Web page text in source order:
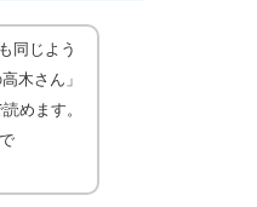
同じよう
木さん」
めます。